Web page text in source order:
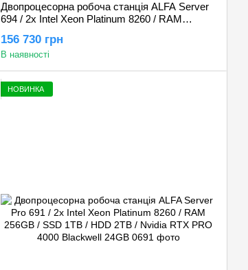
Двопроцесорна робоча станція ALFA Server
694 / 2х Intel Xeon Platinum 8260 / RAM
RTX 5070 12GB
156 730 грн
В наявності
НОВИНКА